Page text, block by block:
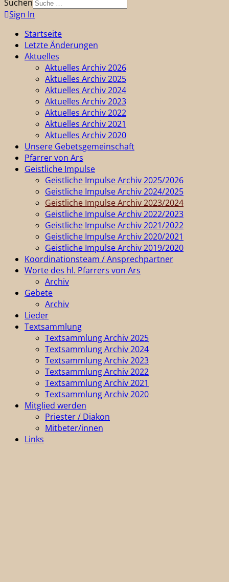
Suchen
Sign In
Startseite
Letzte Änderungen
Aktuelles
Aktuelles Archiv 2026
Aktuelles Archiv 2025
Aktuelles Archiv 2024
Aktuelles Archiv 2023
Aktuelles Archiv 2022
Aktuelles Archiv 2021
Aktuelles Archiv 2020
Unsere Gebetsgemeinschaft
Pfarrer von Ars
Geistliche Impulse
Geistliche Impulse Archiv 2025/2026
Geistliche Impulse Archiv 2024/2025
Geistliche Impulse Archiv 2023/2024
Geistliche Impulse Archiv 2022/2023
Geistliche Impulse Archiv 2021/2022
Geistliche Impulse Archiv 2020/2021
Geistliche Impulse Archiv 2019/2020
Koordinationsteam / Ansprechpartner
Worte des hl. Pfarrers von Ars
Archiv
Gebete
Archiv
Lieder
Textsammlung
Textsammlung Archiv 2025
Textsammlung Archiv 2024
Textsammlung Archiv 2023
Textsammlung Archiv 2022
Textsammlung Archiv 2021
Textsammlung Archiv 2020
Mitglied werden
Priester / Diakon
Mitbeter/innen
Links